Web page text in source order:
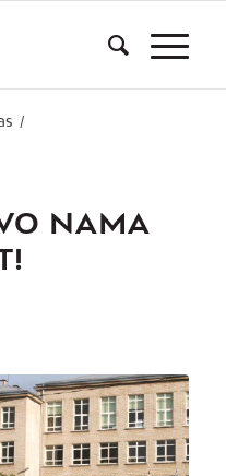
/
NAMA